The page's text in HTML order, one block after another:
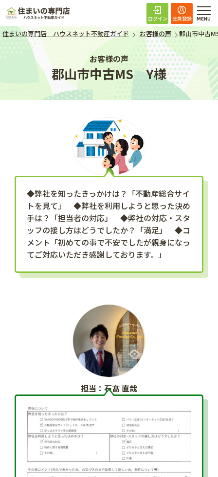
住まいの専門店 ハ
ログイン 会員登録
住まいの専門店 ハウスネット不動産ガイド お客様の声 郡山市中古
お客様の声
郡山市中古MS Y様
◆弊社を知ったきっかけは？「不動産総合サイ
トを見て」 ◆弊社を利用しようと思った決め
手は？「担当者の対応」 ◆弊社の対応・スタ
ッフの接し方はどうでしたか？「満足」 ◆コ
メント「初めての事で不安でしたが親身になっ
てご対応いただき感謝しております。」
担当：石髙 直哉